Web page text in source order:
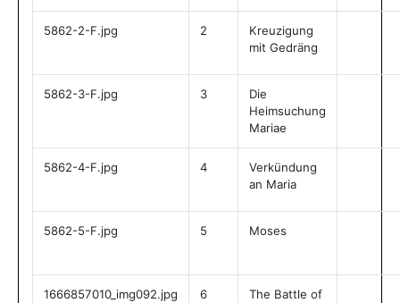
5862-2-F.jpg 2
Kreuzigung
mit Gedräng
5862-3-F.jpg 3
Die
Heimsuchung
Mariae
5862-4-F.jpg 4
Verkündung
an Maria
5862-5-F.jpg 5 Moses
1666857010_img092.jpg 6
The Battle of